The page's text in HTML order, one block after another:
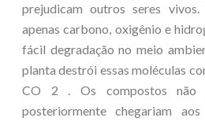
prejudicam outros seres vivos.
apenas carbono, oxigênio e
fácil degradação no meio
planta destrói essas moléculas
CO 2 . Os compostos não
posteriormente chegariam